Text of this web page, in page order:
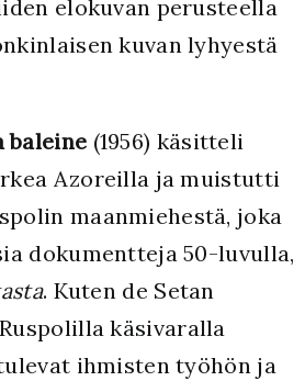
elokuvan perusteella
kuvan lyhyestä
baleine (1956) käsitteli
Azoreilla ja muistutti
maanmiehestä, joka
dokumentteja 50-luvulla,
. Kuten de Setan
käsivaralla
ihmisten työhön ja